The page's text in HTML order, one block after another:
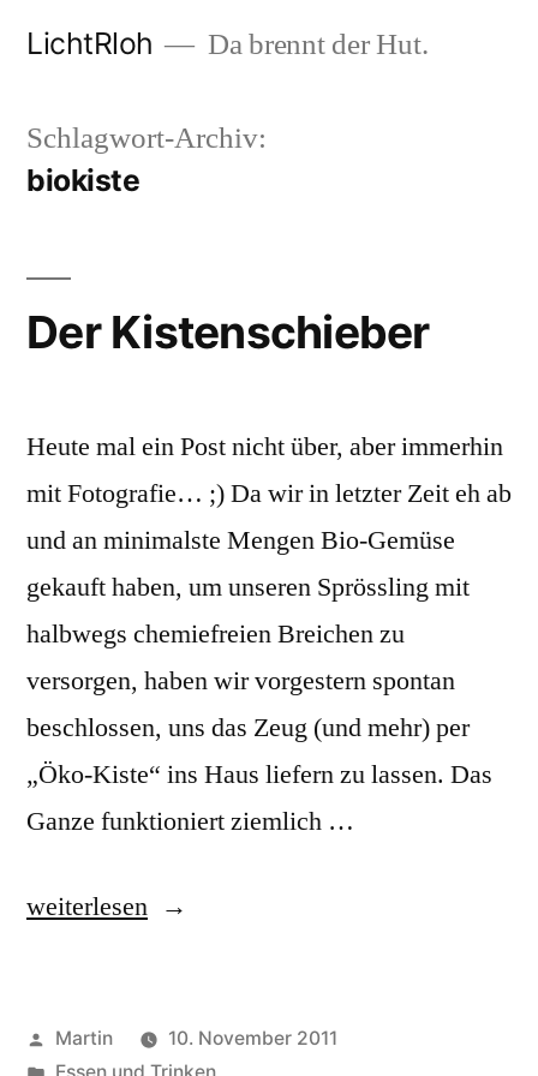
LichtRloh Da brennt der Hut.
Schlagwort-Archiv:
biokiste
Der Kistenschieber
Heute mal ein Post nicht über, aber immerhin
mit Fotografie… ;) Da wir in letzter Zeit eh ab
und an minimalste Mengen Bio-Gemüse
gekauft haben, um unseren Sprössling mit
halbwegs chemiefreien Breichen zu
versorgen, haben wir vorgestern spontan
beschlossen, uns das Zeug (und mehr) per
„Öko-Kiste“ ins Haus liefern zu lassen. Das
Ganze funktioniert ziemlich …
„Der
weiterlesen
Veröffentlicht
von
Martin
10. November 2011
Veröffentlicht